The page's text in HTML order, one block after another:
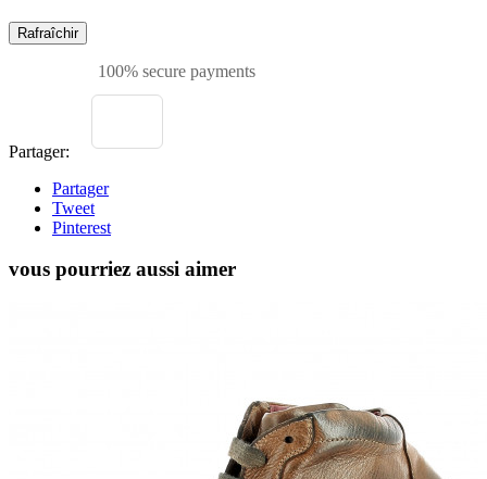
100% secure payments
Partager:
Partager
Tweet
Pinterest
vous pourriez aussi aimer